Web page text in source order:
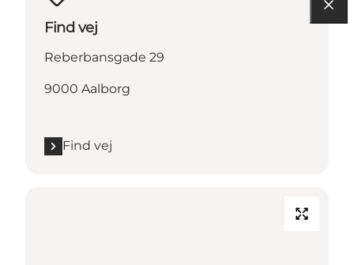
Find vej
Reberbansgade 29
9000 Aalborg
Find vej